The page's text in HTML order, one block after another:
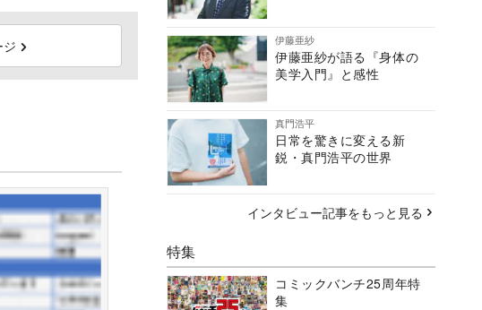
ジ 伊藤亜紗
伊藤亜紗が語る『身体の
美学入門』と感性
真門浩平
日常を驚きに変える新
鋭・真門浩平の世界
インタビュー記事をもっと見る
特集
コミックバンチ25周年特
集